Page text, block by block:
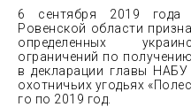
6 сентября 2019 года
Ровенской области
определенных
ограничений по
в декларации главы
охотничьих угодьях
го по 2019 год.